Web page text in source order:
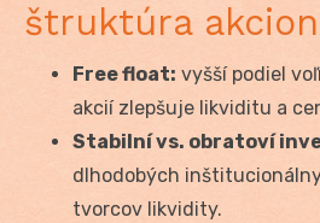
štruktúra
Free float: vyšší podiel
akcií zlepšuje likviditu a
Stabilní vs. obratoví
dlhodobých
tvorcov likvidity.